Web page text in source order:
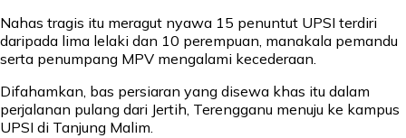
Nahas tragis itu meragut nyawa 15 penuntut UPSI terdiri
daripada lima lelaki dan 10 perempuan, manakala pemandu
serta penumpang MPV mengalami kecederaan.
Difahamkan, bas persiaran yang disewa khas itu dalam
perjalanan pulang dari Jertih, Terengganu menuju ke kampus
UPSI di Tanjung Malim.